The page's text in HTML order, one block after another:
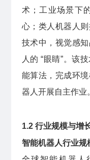
术；工业场景下
心；类人机器人
技术中，视觉感
人的 “眼睛”。该
能算法，完成环
器人开展自主作业
1.2 行业规模与增
智能机器人行业规